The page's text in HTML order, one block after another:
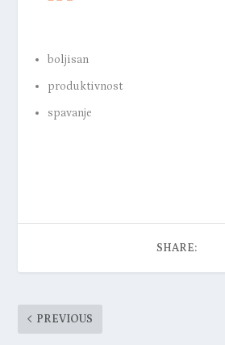
boljisan
produktivnost
spavanje
SHARE:
PREVIOUS